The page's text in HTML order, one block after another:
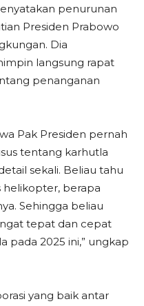
penurunan
Presiden Prabowo
Dia
langsung rapat
penanganan
Pak Presiden pernah
tentang karhutla
sekali. Beliau tahu
helikopter, berapa
Sehingga beliau
tepat dan cepat
pada 2025 ini,” ungkap
yang baik antar